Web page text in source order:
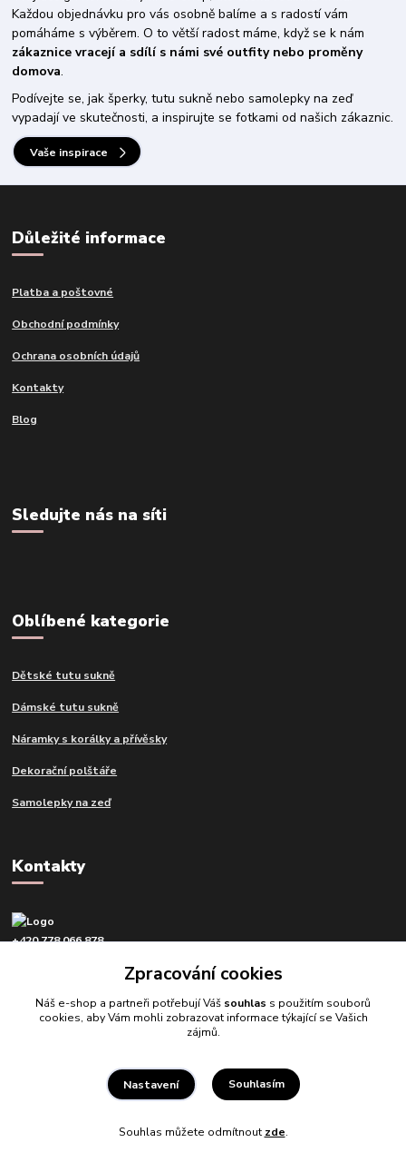
Každou objednávku pro vás osobně balíme a s radostí vám
pomáháme s výběrem. O to větší radost máme, když se k nám
zákaznice vracejí a sdílí s námi své outfity nebo proměny
domova.
Podívejte se, jak šperky, tutu sukně nebo samolepky na zeď
vypadají ve skutečnosti, a inspirujte se fotkami od našich zákaznic.
Vaše inspirace
Důležité informace
Platba a poštovné
Obchodní podmínky
Ochrana osobních údajů
Kontakty
Blog
Sledujte nás na síti
Oblíbené kategorie
Dětské tutu sukně
Dámské tutu sukně
Náramky s korálky a přívěsky
Dekorační polštáře
Samolepky na zeď
Kontakty
+420 778 066 878
Vytvořeno na
Eshop-rychle.cz
Zpracování cookies
Náš e-shop a partneři potřebují Váš souhlas s použitím souborů
cookies, aby Vám mohli zobrazovat informace týkající se Vašich
zájmů.
Nastavení Souhlasím
Souhlas můžete odmítnout zde.